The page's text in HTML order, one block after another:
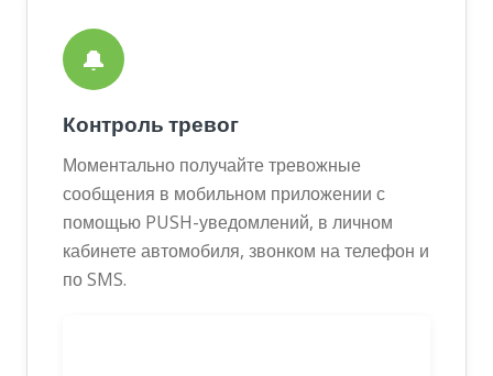
🔔
Контроль тревог
Моментально получайте тревожные
сообщения в мобильном приложении с
помощью PUSH-уведомлений, в личном
кабинете автомобиля, звонком на телефон и
по SMS.